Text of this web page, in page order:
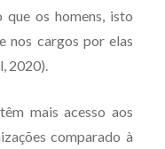
que os homens, isto
nos cargos por elas
2020).
mais acesso aos
comparado à